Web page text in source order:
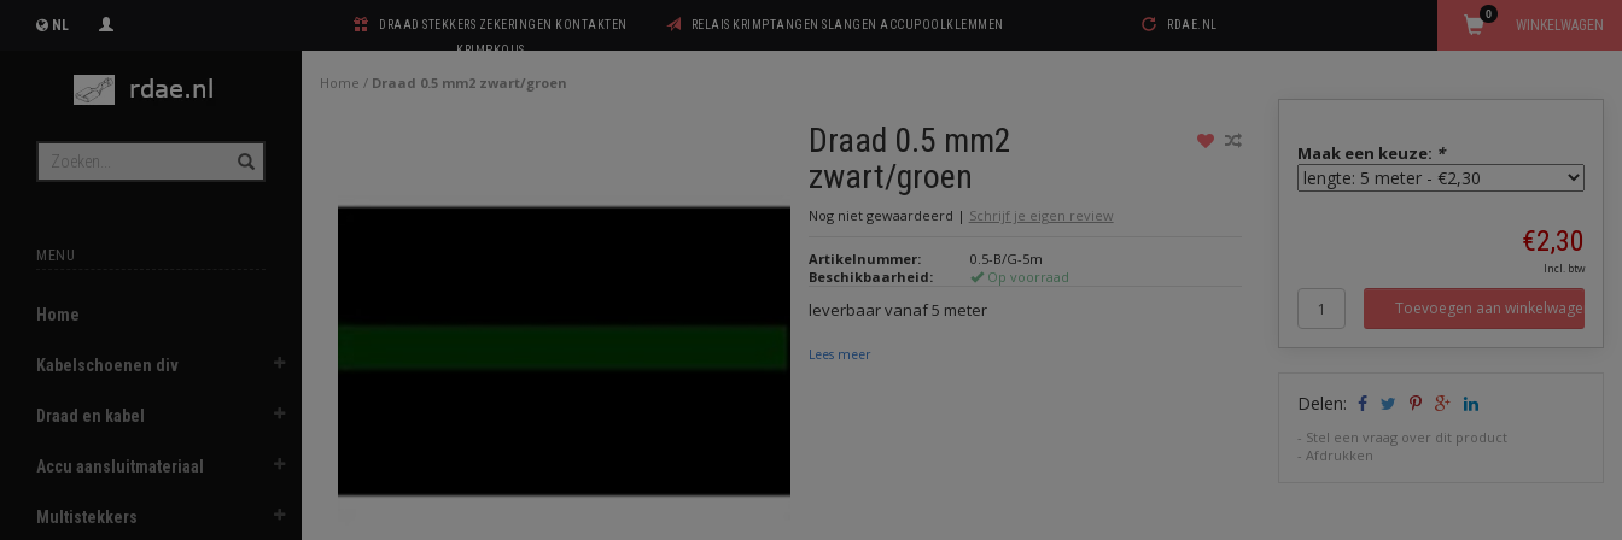
NL
DRAAD STEKKERS ZEKERINGEN KONTAKTEN
KRIMPKOUS
RELAIS KRIMPTANGEN SLANGEN ACCUPOOLKLEMMEN RDAE.NL WINKELWAGEN
0
MENU
Home
Kabelschoenen div
Draad en kabel
Accu aansluitmateriaal
Multistekkers
Home / Draad 0.5 mm2 zwart/groen
Draad 0.5 mm2
zwart/groen
Nog niet gewaardeerd | Schrijf je eigen review
Artikelnummer:
0.5-B/G-5m
Beschikbaarheid:
Op voorraad
leverbaar vanaf 5 meter
Lees meer
Maak een keuze: *
€2,30
Incl. btw
Toevoegen aan winkelwagen
Delen:
- Stel een vraag over dit product
-Afdrukken